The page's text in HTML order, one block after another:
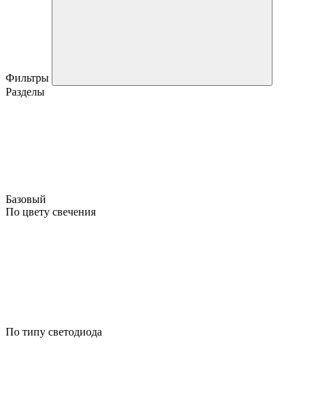
Фильтры
Разделы
Базовый
По цвету свечения
По типу светодиода